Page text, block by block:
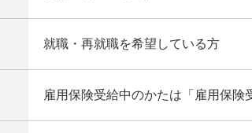
就職・再就職を希望している方
雇用保険受給中のかたは「雇用保険